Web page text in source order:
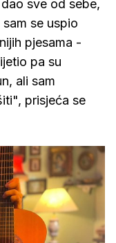
sve od sebe,
se uspio
pjesama -
pa su
ali sam
prisjeća se